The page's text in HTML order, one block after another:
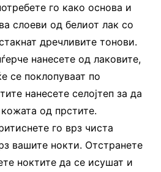
го како основа и
слоеви од белиот лак со
дречливите тонови.
нанесете од лаковите,
се поклопуваат по
нанесете селојтеп за да
од прстите.
го врз чиста
вашите нокти. Отстранете
ноктите да се исушат и